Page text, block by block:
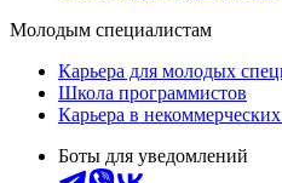
Молодым специалистам
Карьера для молодых
Школа программистов
Карьера в
Боты для уведомлений